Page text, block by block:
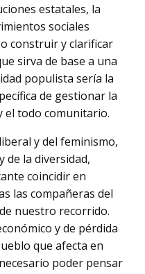
estatales, la
sociales
construir y clarificar
sirva de base a una
populista sería la
de gestionar la
el todo comunitario.
y del feminismo,
de la diversidad,
coincidir en
las compañeras del
nuestro recorrido.
y de pérdida
que afecta en
poder pensar